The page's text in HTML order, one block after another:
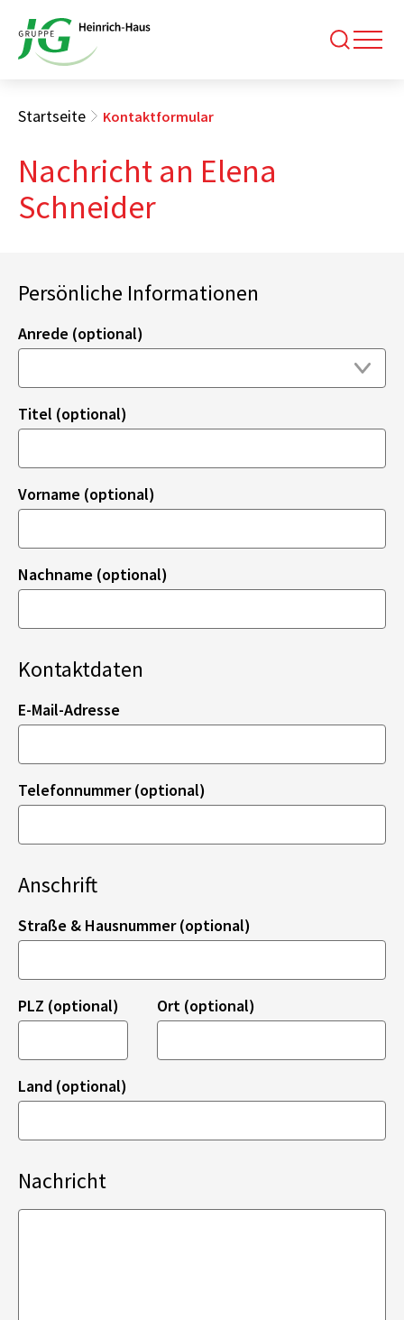
Startseite Kontaktformular
Nachricht an Elena
Schneider
Persönliche Informationen
Anrede (optional)
Titel (optional)
Vorname (optional)
Nachname (optional)
Kontaktdaten
E-Mail-Adresse
Telefonnummer (optional)
Anschrift
Straße & Hausnummer (optional)
PLZ (optional) Ort (optional)
Land (optional)
Nachricht